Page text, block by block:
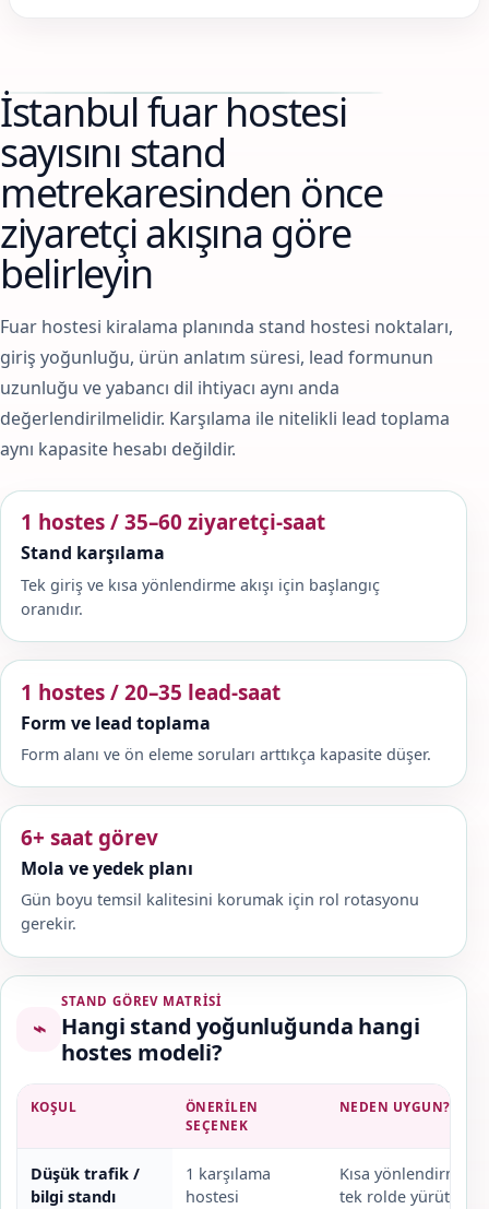
İstanbul fuar hostesi
sayısını stand
metrekaresinden önce
ziyaretçi akışına göre
belirleyin
Fuar hostesi kiralama planında stand hostesi noktaları,
giriş yoğunluğu, ürün anlatım süresi, lead formunun
uzunluğu ve yabancı dil ihtiyacı aynı anda
değerlendirilmelidir. Karşılama ile nitelikli lead toplama
aynı kapasite hesabı değildir.
1 hostes / 35–60 ziyaretçi-saat
Stand karşılama
Tek giriş ve kısa yönlendirme akışı için başlangıç
oranıdır.
1 hostes / 20–35 lead-saat
Form ve lead toplama
Form alanı ve ön eleme soruları arttıkça kapasite düşer.
6+ saat görev
Mola ve yedek planı
Gün boyu temsil kalitesini korumak için rol rotasyonu
gerekir.
⌁
STAND GÖREV MATRISI
Hangi stand yoğunluğunda hangi
hostes modeli?
KOŞUL
ÖNERILEN
SEÇENEK
NEDEN UYGUN?
Düşük trafik /
bilgi standı
1 karşılama
hostesi
Kısa yönlendirme
tek rolde